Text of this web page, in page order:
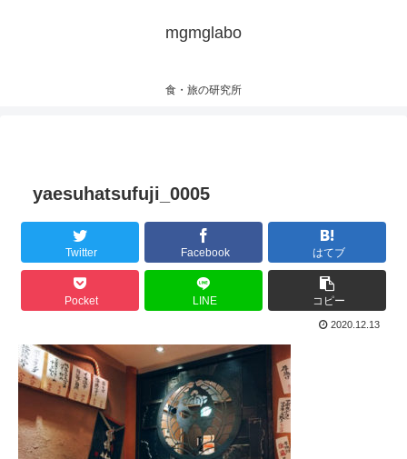
mgmglabo
食・旅の研究所
yaesuhatsufuji_0005
Twitter Facebook はてブ
Pocket LINE コピー
2020.12.13